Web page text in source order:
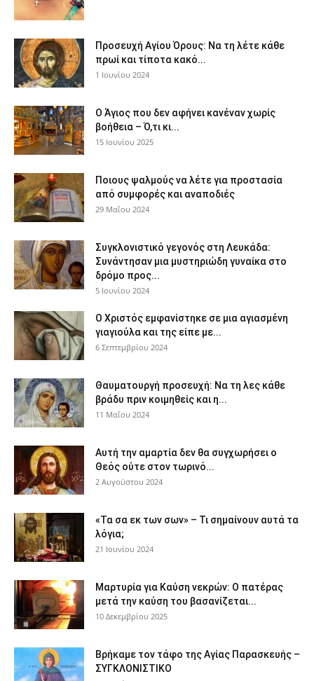
Προσευχή Αγίου Όρους: Να τη λέτε κάθε
πρωί και τίποτα κακό...
1 Ιουνίου 2024
Ο Άγιος που δεν αφήνει κανέναν χωρίς
βοήθεια – Ό,τι κι...
15 Ιουνίου 2025
Ποιους ψαλμούς να λέτε για προστασία
από συμφορές και αναποδιές
29 Μαΐου 2024
Συγκλονιστικό γεγονός στη Λευκάδα:
Συνάντησαν μια μυστηριώδη γυναίκα στο
δρόμο προς...
5 Ιουνίου 2024
Ο Χριστός εμφανίστηκε σε μια αγιασμένη
γιαγιούλα και της είπε με...
6 Σεπτεμβρίου 2024
Θαυματουργή προσευχή: Να τη λες κάθε
βράδυ πριν κοιμηθείς και η...
11 Μαΐου 2024
Αυτή την αμαρτία δεν θα συγχωρήσει ο
Θεός ούτε στον τωρινό...
2 Αυγούστου 2024
«Τα σα εκ των σων» – Τι σημαίνουν αυτά τα
λόγια;
21 Ιουνίου 2024
Μαρτυρία για Καύση νεκρών: Ο πατέρας
μετά την καύση του βασανίζεται...
10 Δεκεμβρίου 2025
Βρήκαμε τον τάφο της Αγίας Παρασκευής –
ΣΥΓΚΛΟΝΙΣΤΙΚΟ